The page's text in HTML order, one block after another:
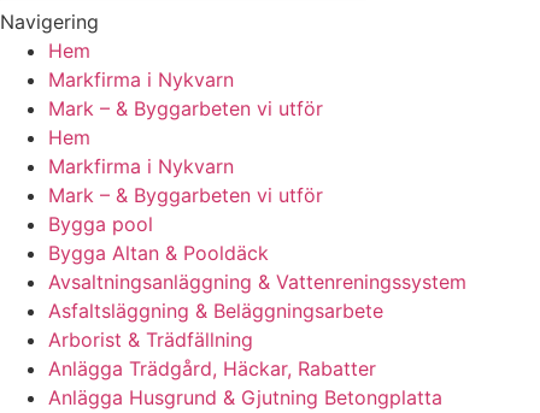
Navigering
Hem
Markfirma i Nykvarn
Mark – & Byggarbeten vi utför
Hem
Markfirma i Nykvarn
Mark – & Byggarbeten vi utför
Bygga pool
Bygga Altan & Pooldäck
Avsaltningsanläggning & Vattenreningssystem
Asfaltsläggning & Beläggningsarbete
Arborist & Trädfällning
Anlägga Trädgård, Häckar, Rabatter
Anlägga Husgrund & Gjutning Betongplatta